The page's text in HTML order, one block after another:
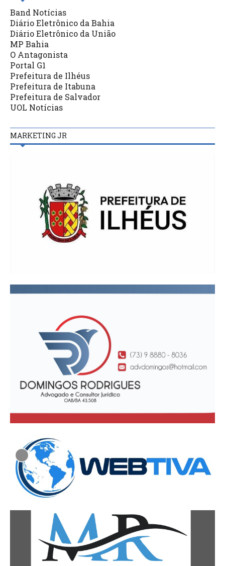
Band Notícias
Diário Eletrônico da Bahia
Diário Eletrônico da União
MP Bahia
O Antagonista
Portal G1
Prefeitura de Ilhéus
Prefeitura de Itabuna
Prefeitura de Salvador
UOL Notícias
MARKETING JR